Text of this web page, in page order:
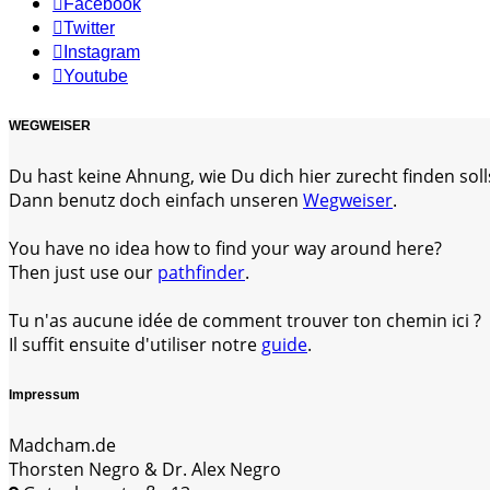
Facebook
Twitter
Instagram
Youtube
WEGWEISER
Du hast keine Ahnung, wie Du dich hier zurecht finden
Dann benutz doch einfach unseren Wegweiser.
You have no idea how to find your way around here?
Then just use our pathfinder.
Tu n'as aucune idée de comment trouver ton chemin ici ?
Il suffit ensuite d'utiliser notre guide.
Impressum
Madcham.de
Thorsten Negro & Dr. Alex Negro